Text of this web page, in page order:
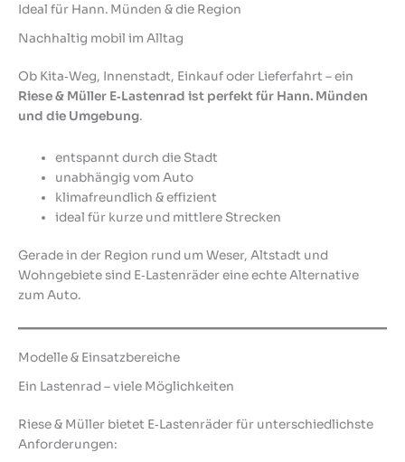
Ideal für Hann. Münden & die Region
Nachhaltig mobil im Alltag
Ob Kita‑Weg, Innenstadt, Einkauf oder Lieferfahrt – ein
Riese & Müller E‑Lastenrad ist perfekt für Hann. Münden
und die Umgebung.
entspannt durch die Stadt
unabhängig vom Auto
klimafreundlich & effizient
ideal für kurze und mittlere Strecken
Gerade in der Region rund um Weser, Altstadt und
Wohngebiete sind E‑Lastenräder eine echte Alternative
zum Auto.
Modelle & Einsatzbereiche
Ein Lastenrad – viele Möglichkeiten
Riese & Müller bietet E‑Lastenräder für unterschiedlichste
Anforderungen: